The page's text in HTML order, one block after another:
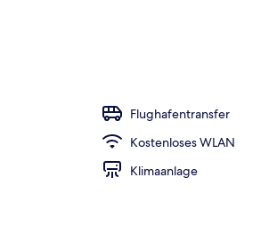
Flughafentransfer
Kostenloses WLAN
Klimaanlage